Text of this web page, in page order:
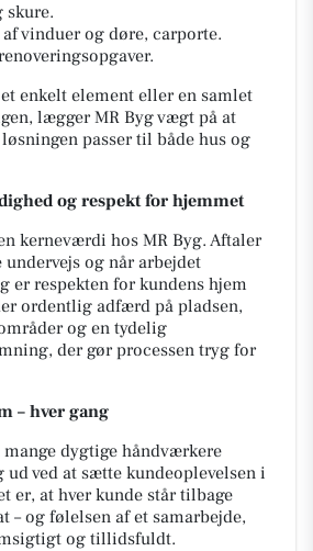
skure.
vinduer og døre, carporte.
enkelt element eller en samlet
lægger MR Byg vægt på at
passer til både hus og
og respekt for hjemmet
kerneværdi hos MR Byg. Aftaler
undervejs og når arbejdet
er respekten for kundens hjem
ordentlig adfærd på pladsen,
og en tydelig
der gør processen tryg for
– hver gang
dygtige håndværkere
ud ved at sætte kundeoplevelsen i
er, at hver kunde står tilbage
– og følelsen af et samarbejde,
og tillidsfuldt.